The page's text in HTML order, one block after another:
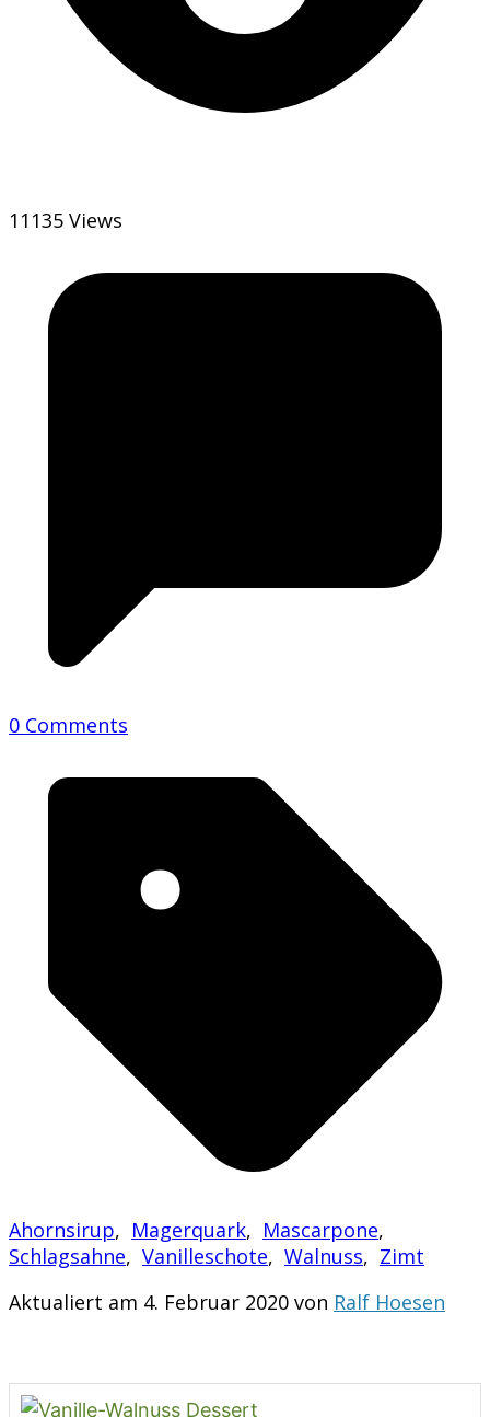
11135 Views
0 Comments
Ahornsirup, Magerquark, Mascarpone,
Schlagsahne, Vanilleschote, Walnuss, Zimt
Aktualiert am 4. Februar 2020 von Ralf Hoesen